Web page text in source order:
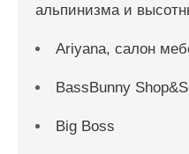
альпинизма и
Ariyana, салон
BassBunny
Big Boss